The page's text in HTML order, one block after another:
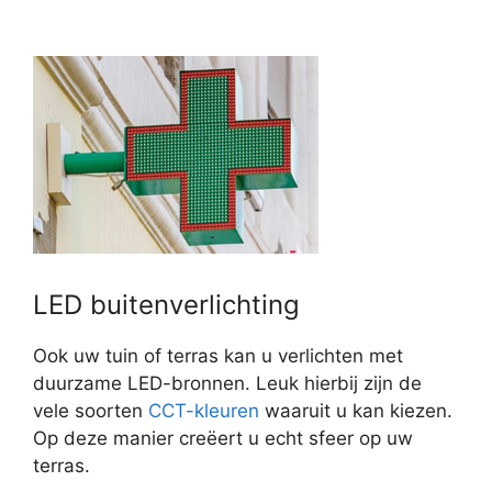
LED buitenverlichting
Ook uw tuin of terras kan u verlichten met
duurzame LED-bronnen. Leuk hierbij zijn de
vele soorten CCT-kleuren waaruit u kan kiezen.
Op deze manier creëert u echt sfeer op uw
terras.